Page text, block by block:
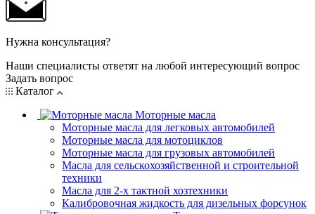
Нужна консультация?
Наши специалисты ответят на любой интересующий вопрос
Задать вопрос
Каталог
Моторные масла
Моторные масла для легковых автомобилей
Моторные масла для мотоциклов
Моторные масла для грузовых автомобилей
Масла для сельскохозяйственной и строительной
техники
Масла для 2-х тактной хозтехники
Калибровочная жидкость для дизельных форсунок